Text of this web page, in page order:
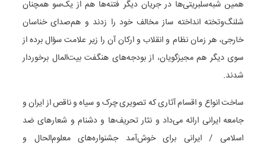
همین شبه‌سلبریتی‌ها در جریان دیگر فتنه‌ها هم از یک‌سو همچنان
شلنگ‌وتخته انداخته ساز مخالف خود را زدند و هم‌صدای خناسان
خارجی، هر زمان نظام و انقلاب و ارکان آن را زیر علامت سؤال برده از
سوی دیگر هم مجیزگویان، از بودجه‌های هنگفت بیت‌المال برخوردار
شدند.
ساخت انواع و اقسام آثاری که تصویری چرک و سیاه و ناقص از ایران و
جامعه ایرانی ارائه می‌داد و نثار تحریف‌ها و دشنام و شعارهای ضد
اسلامی / ایرانی برای خوش‌آمد جشنواره‌های معلوم‌الحال و